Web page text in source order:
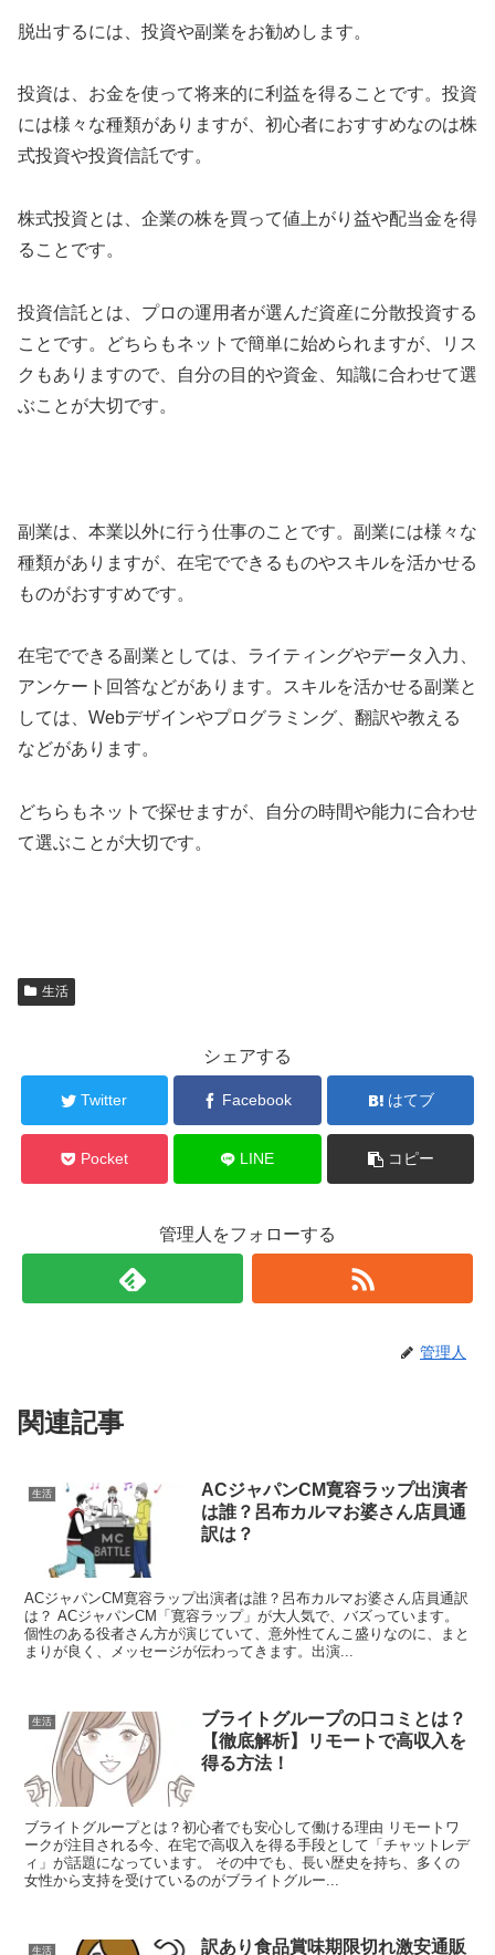
脱出するには、投資や副業をお勧めします。
投資は、お金を使って将来的に利益を得ることです。投資
には様々な種類がありますが、初心者におすすめなのは株
式投資や投資信託です。
株式投資とは、企業の株を買って値上がり益や配当金を得
ることです。
投資信託とは、プロの運用者が選んだ資産に分散投資する
ことです。どちらもネットで簡単に始められますが、リス
クもありますので、自分の目的や資金、知識に合わせて選
ぶことが大切です。
副業は、本業以外に行う仕事のことです。副業には様々な
種類がありますが、在宅でできるものやスキルを活かせる
ものがおすすめです。
在宅でできる副業としては、ライティングやデータ入力、
アンケート回答などがあります。スキルを活かせる副業と
しては、Webデザインやプログラミング、翻訳や教える
などがあります。
どちらもネットで探せますが、自分の時間や能力に合わせ
て選ぶことが大切です。
生活
シェアする
Twitter Facebook はてブ
Pocket LINE コピー
管理人をフォローする
管理人
関連記事
生活
ACジャパンCM寛容ラップ出演者
は誰？呂布カルマお婆さん店員通
訳は？
ACジャパンCM寛容ラップ出演者は誰？呂布カルマお婆さん店員通訳
は？ ACジャパンCM「寛容ラップ」が大人気で、バズっています。
個性のある役者さん方が演じていて、意外性てんこ盛りなのに、まと
まりが良く、メッセージが伝わってきます。出演...
生活
ブライトグループの口コミとは？
【徹底解析】リモートで高収入を
得る方法！
ブライトグループとは？初心者でも安心して働ける理由 リモートワ
ークが注目される今、在宅で高収入を得る手段として「チャットレデ
ィ」が話題になっています。 その中でも、長い歴史を持ち、多くの
女性から支持を受けているのがブライトグルー...
生活 訳あり食品賞味期限切れ激安通販